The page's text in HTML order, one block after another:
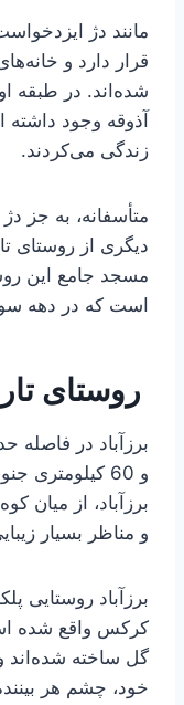
مانند دژ
قرار دارد و
شده‌اند. در طبقه
آذوقه وجود
زندگی می‌کردند.
متأسفانه، به جز
دیگری از روستای
مسجد جامع این
است که در دهه سوم محرم
روستای
و 60
برزآباد، از
و مناظر بسیار
برزآباد روستایی
کرکس واقع شده
گل ساخته شده‌اند
خود، چشم هر